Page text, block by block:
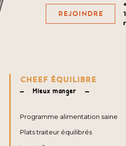
Rejoindre
CHEEF ÉQUILIBRE
Mieux manger
Programme alimentation saine
Plats traiteur équilibrés